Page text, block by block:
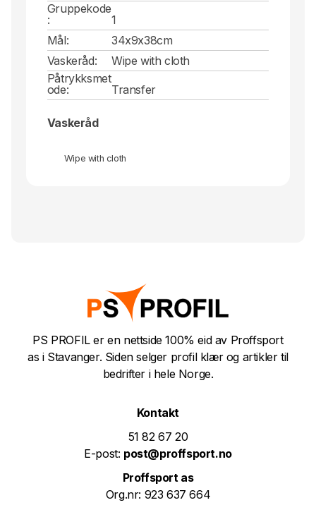
Gruppekode
:
1
Mål:
34x9x38cm
Vaskeråd:
Wipe with cloth
Påtrykksmet
ode:
Transfer
Vaskeråd
Wipe with cloth
PS PROFIL er en nettside 100% eid av Proffsport
as i Stavanger. Siden selger profil klær og artikler til
bedrifter i hele Norge.
Kontakt
51 82 67 20
E-post: post@proffsport.no
Proffsport as
Org.nr: 923 637 664